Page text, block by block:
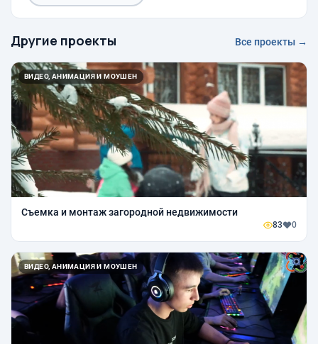
Другие проекты Все проекты →
ВИДЕО, АНИМАЦИЯ И МОУШЕН
Съемка и монтаж загородной недвижимости
83 0
ВИДЕО, АНИМАЦИЯ И МОУШЕН